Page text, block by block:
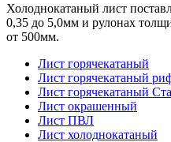
Холоднокатаный лист
0,35 до 5,0мм и рулонах
от 500мм.
Лист горячекатаный
Лист горячекатаный
Лист горячекатаный
Лист окрашенный
Лист ПВЛ
Лист холоднокатаный